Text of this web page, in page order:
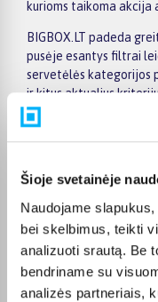
Šioje svetainėje
Naudojame
bei skelbimus, teikti
analizuoti srautą. Be
bendriname su
analizės partneriais,
kurioms taikoma akcija
BIGBOX.LT padeda
pusėje esantys filtrai
servetėlės kategorijos
ir kitus aktualius
pasiūlymus, o
informaciją apie
sprendimą ir užsisakyti
lizingas, todėl norimą
Pristatymas vykdomas
€, o užsakymams nuo
nemokamas; kurjerio
Sandėlyje esančios